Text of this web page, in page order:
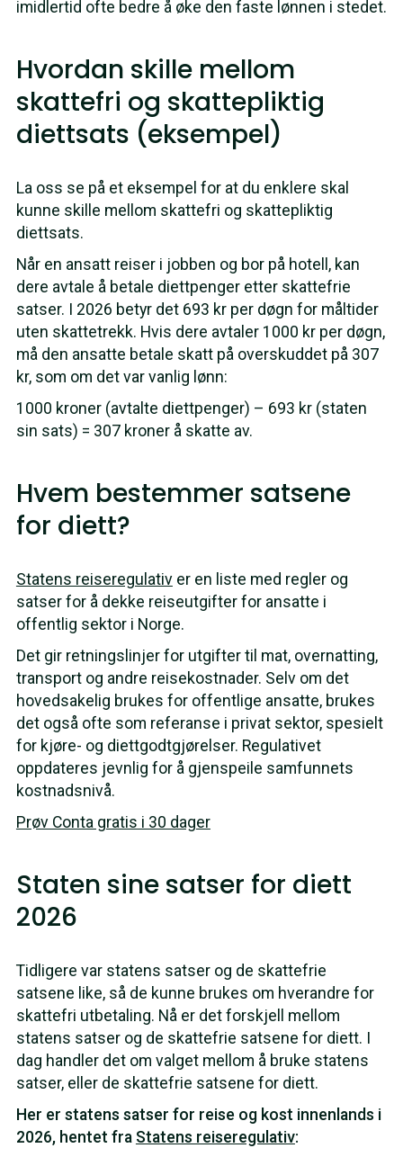
imidlertid ofte bedre å øke den faste lønnen i stedet.
Hvordan skille mellom
skattefri og skattepliktig
diettsats (eksempel)
La oss se på et eksempel for at du enklere skal
kunne skille mellom skattefri og skattepliktig
diettsats.
Når en ansatt reiser i jobben og bor på hotell, kan
dere avtale å betale diettpenger etter skattefrie
satser. I 2026 betyr det 693 kr per døgn for måltider
uten skattetrekk. Hvis dere avtaler 1000 kr per døgn,
må den ansatte betale skatt på overskuddet på 307
kr, som om det var vanlig lønn:
1000 kroner (avtalte diettpenger) – 693 kr (staten
sin sats) = 307 kroner å skatte av.
Hvem bestemmer satsene
for diett?
Statens reiseregulativer en liste med regler og
satser for å dekke reiseutgifter for ansatte i
offentlig sektor i Norge.
Det gir retningslinjer for utgifter til mat, overnatting,
transport og andre reisekostnader. Selv om det
hovedsakelig brukes for offentlige ansatte, brukes
det også ofte som referanse i privat sektor, spesielt
for kjøre- og diettgodtgjørelser. Regulativet
oppdateres jevnlig for å gjenspeile samfunnets
kostnadsnivå.
Prøv Conta gratis i 30 dager
Staten sine satser for diett
2026
Tidligere var statens satser og de skattefrie
satsene like, så de kunne brukes om hverandre for
skattefri utbetaling. Nå er det forskjell mellom
statens satser og de skattefrie satsene for diett. I
dag handler det om valget mellom å bruke statens
satser, eller de skattefrie satsene for diett.
Her er statens satser for reise og kost innenlands i
2026, hentet fra Statens reiseregulativ: